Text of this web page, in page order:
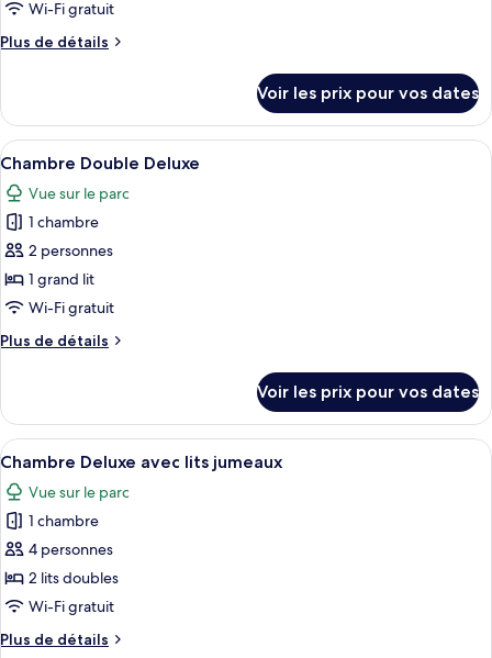
lits
jumeaux
pour
ce
chambre :
Superior
Queen
Room
Wi-Fi gratuit
Plus de détails
Plus
le
type
de
chambre
Superior
Queen
Room
Voir les prix pour vos dates
Afficher
toutes
les
photos
pour
ce
type
chambre :
Deluxe
Une chambre d’hôtel avec un lit, un
6
Chambre Double Deluxe
Vue sur le parc
1 chambre
2 personnes
1 grand lit
Wi-Fi gratuit
Plus de détails
Plus
le
type
de
chambre
Chambre
Double
Deluxe
Voir les prix pour vos dates
Afficher
toutes
les
photos
pour
ce
type
chambre :
Une chambre d’hôtel avec deux lits,
6
Chambre Deluxe avec lits jumeaux
Vue sur le parc
1 chambre
4 personnes
2 lits doubles
Wi-Fi gratuit
Plus de détails
Plus